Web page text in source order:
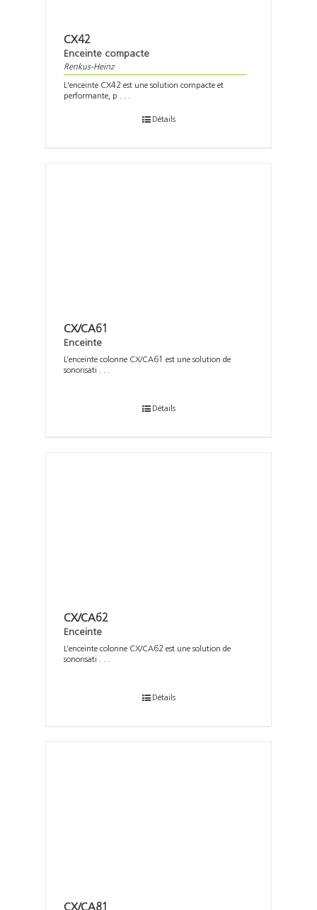
CX42
Enceinte compacte
Renkus-Heinz
L'enceinte CX42 est une solution compacte et
performante, p . . .
Détails
CX/CA61
Enceinte
L’enceinte colonne CX/CA61 est une solution de
sonorisati . . .
Détails
CX/CA62
Enceinte
L’enceinte colonne CX/CA62 est une solution de
sonorisati . . .
Détails